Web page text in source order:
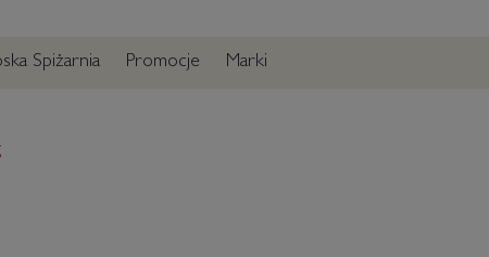
Spiżarnia Promocje Marki